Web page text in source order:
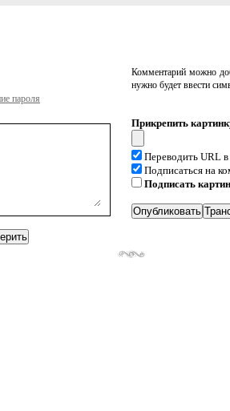
пароля
Комментарий можно
нужно будет ввести
Прикрепить
Переводить URL
Подписаться на
Подписать